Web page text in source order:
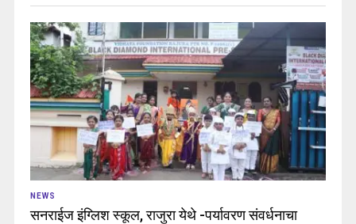
NEWS
सनराईज इंग्लिश स्कूल, राजुरा येथे -पर्यावरण संवर्धनाचा